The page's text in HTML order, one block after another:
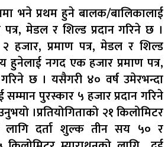
भने प्रथम हुने बालक/बालिकालाई
मेडल र शिल्ड प्रदान गरिने छ ।
हजार, प्रमाण पत्र, मेडल र शिल्ड
हुनेलाई नगद एक हजार प्रमाण पत्र,
छ । यसैगरी ४० वर्ष उमेरभन्दा
पुरस्कार ५ हजार प्रदान गरिने
।प्रतियोगिताको २१ किलोमिटर
लागि दर्ता शुल्क तीन सय ५० र